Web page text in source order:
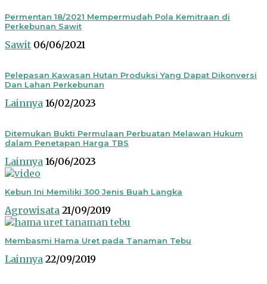
Permentan 18/2021 Mempermudah Pola Kemitraan di
Perkebunan Sawit
Sawit 06/06/2021
Pelepasan Kawasan Hutan Produksi Yang Dapat Dikonversi
Dan Lahan Perkebunan
Lainnya 16/02/2023
Ditemukan Bukti Permulaan Perbuatan Melawan Hukum
dalam Penetapan Harga TBS
Lainnya 16/06/2023
Kebun Ini Memiliki 300 Jenis Buah Langka
Agrowisata 21/09/2019
Membasmi Hama Uret pada Tanaman Tebu
Lainnya 22/09/2019